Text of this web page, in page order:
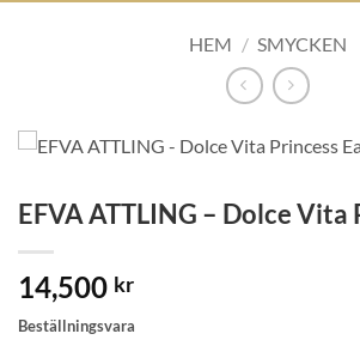
HEM / SMYCKEN
EFVA ATTLING – Dolce Vita
14,500 kr
Beställningsvara